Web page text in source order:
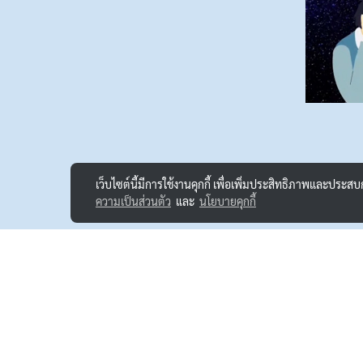
เว็บไซต์นี้มีการใช้งานคุกกี้ เพื่อเพิ่มประสิทธิภาพและประส
ความเป็นส่วนตัว และ นโยบายคุกกี้